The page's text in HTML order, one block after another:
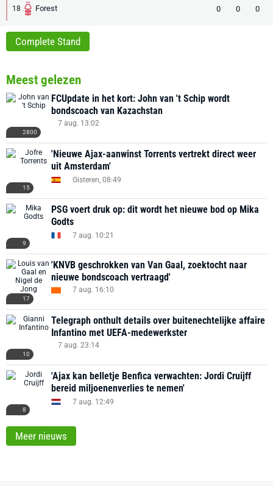
18 Forest 0 0 0
Complete Stand
Meest gelezen
2800
FCUpdate in het kort: John van 't Schip wordt
bondscoach van Kazachstan
7 aug. 13:02
15
'Nieuwe Ajax-aanwinst Torrents vertrekt direct weer
uit Amsterdam'
Gisteren, 08:49
9
PSG voert druk op: dit wordt het nieuwe bod op Mika
Godts
7 aug. 10:21
17
'KNVB geschrokken van Van Gaal, zoektocht naar
nieuwe bondscoach vertraagd'
7 aug. 16:10
10
Telegraph onthult details over buitenechtelijke affaire
Infantino met UEFA-medewerkster
7 aug. 23:14
8
'Ajax kan belletje Benfica verwachten: Jordi Cruijff
bereid miljoenenverlies te nemen'
7 aug. 12:49
Meer nieuws